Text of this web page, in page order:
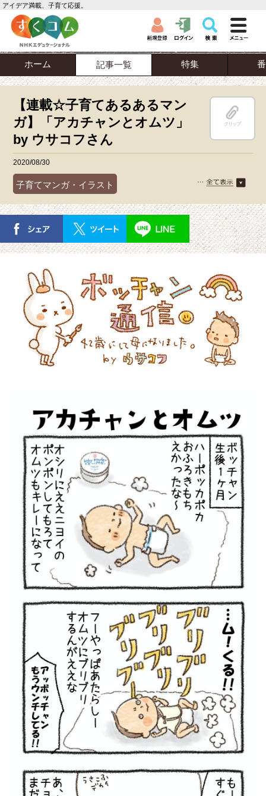
アイデア満載、子育て応援。
ホーム 記事一覧 特集
【連載☆子育てあるあるマン
ガ】「アカチャンとオムツ」
by ウサコフさん
クリップ
2020/08/30
子育てマンガ・イラスト